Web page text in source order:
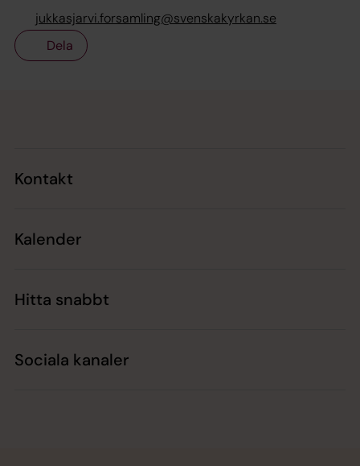
jukkasjarvi.forsamling@svenskakyrkan.se
Dela
Kontakt
Kalender
Hitta snabbt
Sociala kanaler